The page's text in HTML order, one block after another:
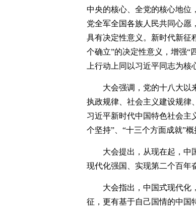
中央的核心、全党的核心地位
党全军全国各族人民共同心愿
具有决定性意义。新时代新征
个确立”的决定性意义，增强“
上行动上同以习近平同志为核
大会强调，党的十八大以
执政规律、社会主义建设规律
习近平新时代中国特色社会主
个坚持”、“十三个方面成就”
大会提出，从现在起，中
现代化强国、实现第二个百年
大会指出，中国式现代化
征，更有基于自己国情的中国